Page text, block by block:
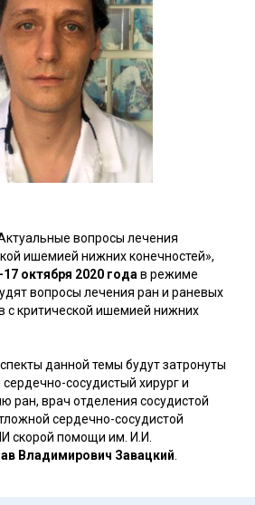
вопросы лечения
ишемией нижних конечностей»,
17 октября 2020 года в режиме
вопросы лечения ран и раневых
с критической ишемией нижних
данной темы будут затронуты
сосудистый хирург и
ран, врач отделения сосудистой
сердечно-сосудистой
скорой помощи им. И.И.
Владимирович Завацкий